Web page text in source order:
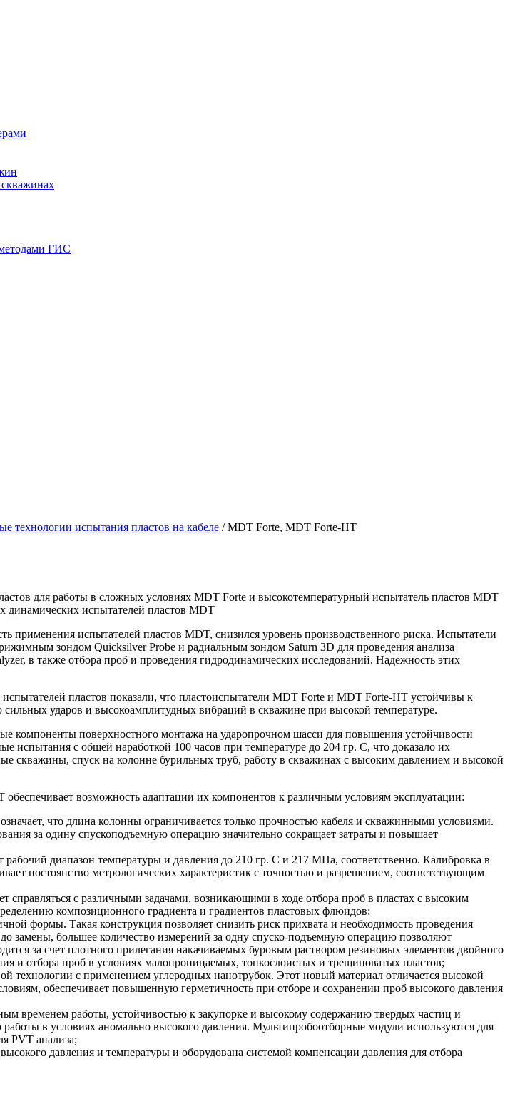
ГИС
технологии испытания пластов на кабеле /MDT Forte, MDT Forte-HT
для работы в сложных условиях MDT Forte и высокотемпературный испытатель пластов MDT
испытателей пластов MDT
применения испытателей пластов MDT, снизился уровень производственного риска. Испытатели
зондом Quicksilver Probe и радиальным зондом Saturn 3D для проведения анализа
в также отбора проб и проведения гидродинамических исследований. Надежность этих
пластов показали, что пластоиспытатели MDT Forte и MDT Forte-HT устойчивы к
ударов и высокоамплитудных вибраций в скважине при высокой температуре.
компоненты поверхностного монтажа на ударопрочном шасси для повышения устойчивости
с общей наработкой 100 часов при температуре до 204 гр. C, что доказало их
скважины, спуск на колонне бурильных труб, работу в скважинах с высоким давлением и высокой
обеспечивает возможность адаптации их компонентов к различным условиям эксплуатации:
что длина колонны ограничивается только прочностью кабеля и скважинными условиями.
за одину спускоподъемную операцию значительно сокращает затраты и повышает
диапазон температуры и давления до 210 гр. C и 217 МПа, соответственно. Калибровка в
постоянство метрологических характеристик с точностью и разрешением, соответствующим
с различными задачами, возникающими в ходе отбора проб в пластах с высоким
композиционного градиента и градиентов пластовых флюидов;
формы. Такая конструкция позволяет снизить риск прихвата и необходимость проведения
замены, большее количество измерений за одну спуско-подъемную операцию позволяют
за счет плотного прилегания накачиваемых буровым раствором резиновых элементов двойного
и отбора проб в условиях малопроницаемых, тонкослоистых и трещиноватых пластов;
технологии с применением углеродных нанотрубок. Этот новый материал отличается высокой
обеспечивает повышенную герметичность при отборе и сохранении проб высокого давления
временем работы, устойчивостью к закупорке и высокому содержанию твердых частиц и
в условиях аномально высокого давления. Мультипробоотборные модули используются для
PVT анализа;
давления и температуры и оборудована системой компенсации давления для отбора